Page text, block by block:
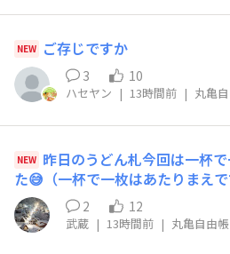
るのかな？懐かしいです♪本日も
下さい
NEW ご存じですか
3 10
ハセヤン | 13時間前 | 丸亀
NEW 昨日のうどん札今回は一杯
た😅（一杯で一枚はあたりまえ
ポンは安定の参加賞でした😭別
かな😅うどんプリン🍮のレシート
2 12
武蔵 | 13時間前 | 丸亀自由帳